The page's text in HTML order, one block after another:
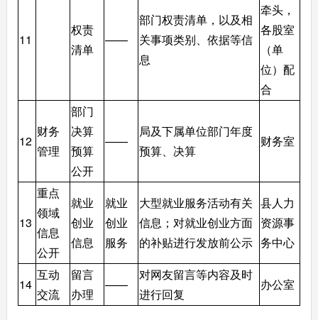
11
权责
清单
——
部门权责清单，以及相
关事项类别、依据等信
息
牵头，
各股室
（单
位）配
合
12
财务
管理
部门
决算
预算
公开
——
局及下属单位部门年度
预算、决算
财务室
13
重点
领域
信息
公开
就业
创业
信息
就业
创业
服务
大型就业服务活动有关
信息；对就业创业方面
的补贴进行发放前公示
县人力
资源事
务中心
14
互动
交流
留言
办理
——
对网友留言等内容及时
进行回复
办公室